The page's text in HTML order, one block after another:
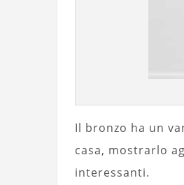
Il bronzo ha un
casa, mostrarlo
interessanti.